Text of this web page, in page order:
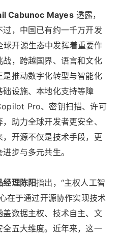
Cabunoc Mayes透露，
，中国已有约一千万开发
开源生态中发挥着重要作
，跨越国界、语言和文化
推动数字化转型与智能化
设施、本地化支持等障
Pro、密钥扫描、许可
助力全球开发者更安全、
开源不仅是技术手段，更
步与多元共生。
经理陈阳指出，“主权人工智
在于通过开源协作实现技术
数据主权、技术自主、文
五大维度。近年来，这一